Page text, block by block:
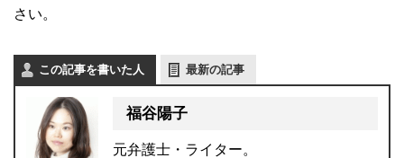
さい。
この記事を書いた人 最新の記事
福谷陽子
元弁護士・ライター。